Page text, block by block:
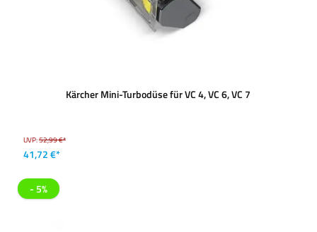
Kärcher Mini-Turbodüse für VC 4, VC 6, VC 7
UVP:52,99 €*
41,72 €*
- 5%